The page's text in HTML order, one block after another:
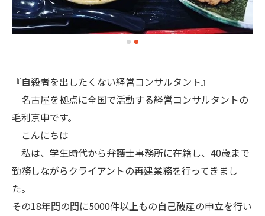
『自殺者を出したくない経営コンサルタント』
名古屋を拠点に全国で活動する経営コンサルタントの
毛利京申です。
こんにちは
私は、学生時代から弁護士事務所に在籍し、40歳まで
勤務しながらクライアントの再建業務を行ってきまし
た。
その18年間の間に5000件以上もの自己破産の申立を行い